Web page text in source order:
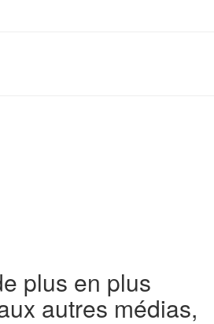
plus en plus
autres médias,